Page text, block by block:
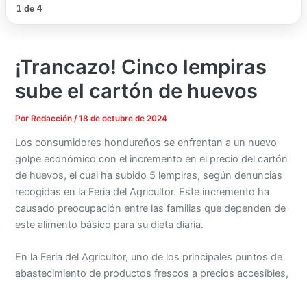
1 de 4
¡Trancazo! Cinco lempiras
sube el cartón de huevos
PorRedacción /18 de octubre de 2024
Los consumidores hondureños se enfrentan a un nuevo
golpe económico con el incremento en el precio del cartón
de huevos, el cual ha subido 5 lempiras, según denuncias
recogidas en la Feria del Agricultor. Este incremento ha
causado preocupación entre las familias que dependen de
este alimento básico para su dieta diaria.
En la Feria del Agricultor, uno de los principales puntos de
abastecimiento de productos frescos a precios accesibles,